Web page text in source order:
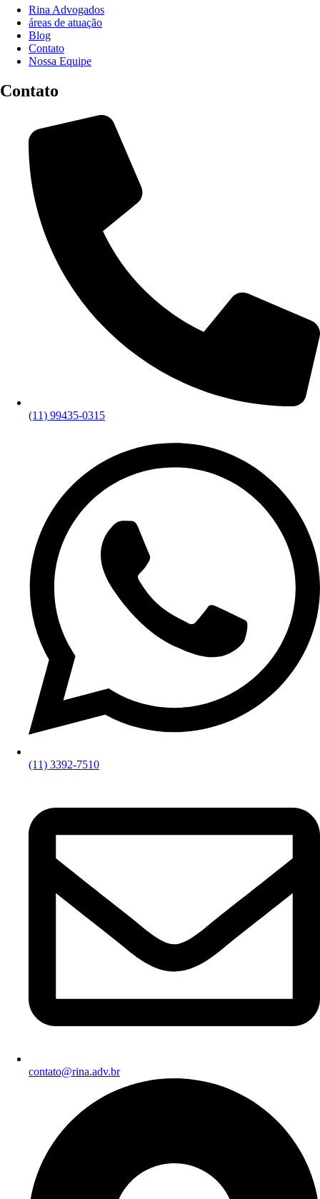
Rina Advogados
áreas de atuação
Blog
Contato
Nossa Equipe
Contato
(11) 99435-0315
(11) 3392-7510
contato@rina.adv.br